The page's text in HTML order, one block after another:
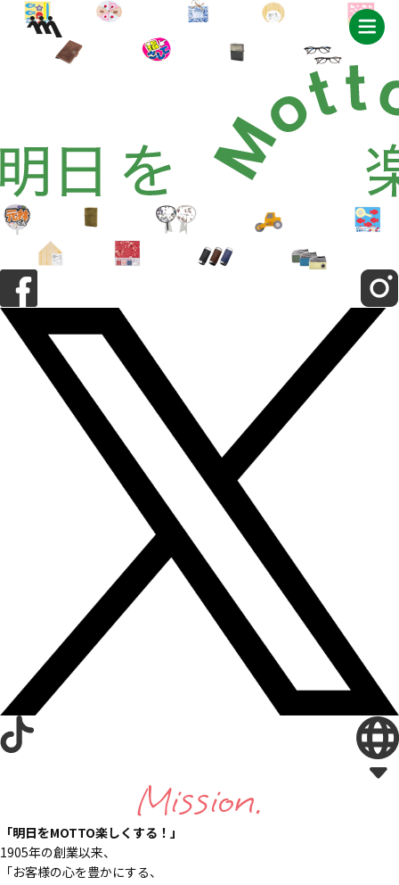
Mission.
「明日をMOTTO楽しくする！」
1905年の創業以来、
「お客様の心を豊かにする、